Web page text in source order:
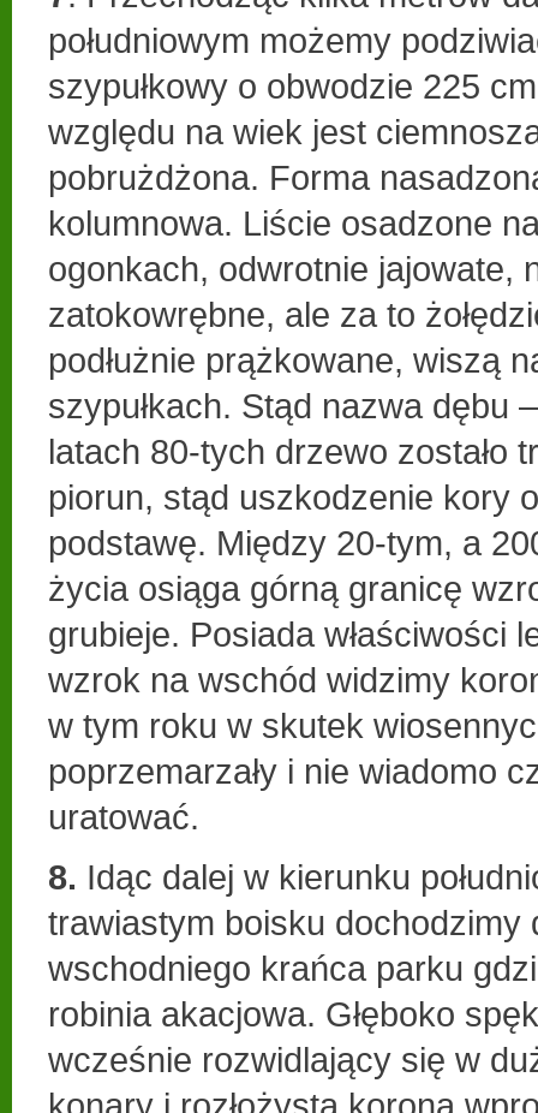
południowym możemy
szypułkowy o obwodzie 225
względu na wiek jest
pobrużdżona. Forma
kolumnowa. Liście osadzone
ogonkach, odwrotnie jajowate,
zatokowrębne, ale za to
podłużnie prążkowane, wiszą
szypułkach. Stąd nazwa dębu
latach 80-tych drzewo zostało
piorun, stąd uszkodzenie kory
podstawę. Między 20-tym, a
życia osiąga górną granicę
grubieje. Posiada właściwości
wzrok na wschód widzimy
w tym roku w skutek
poprzemarzały i nie wiadomo
uratować.
8. Idąc dalej w kierunku
trawiastym boisku dochodzimy
wschodniego krańca parku
robinia akacjowa. Głęboko
wcześnie rozwidlający się w
konary i rozłożysta korona